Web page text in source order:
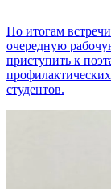
По итогам
очередную
приступить к
студентов.